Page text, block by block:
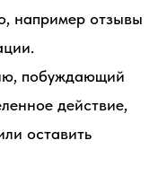
например отзывы
побуждающий
действие,
оставить